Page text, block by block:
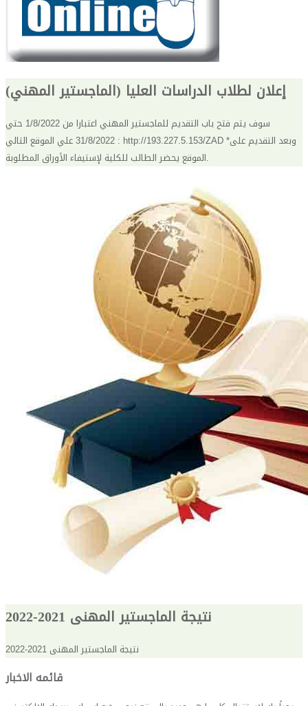
إعلان لطلاب الدراسات العليا (الماجستير المهني)
سوف يتم فتح باب التقديم للماجستير المهني اعتبارا من 1/8/2022 حتي
31/8/2022 علي الموقع التالي : http://193.227.5.153/ZAD *وبعد التقديم على
الموقع يحضر الطالب للكلية لإستيفاء الأوراق المطلوبة.
نتيجة الماجستير المهنى 2021-2022
نتيجة الماجستير المهنى 2021-2022
قائمه الاخبار